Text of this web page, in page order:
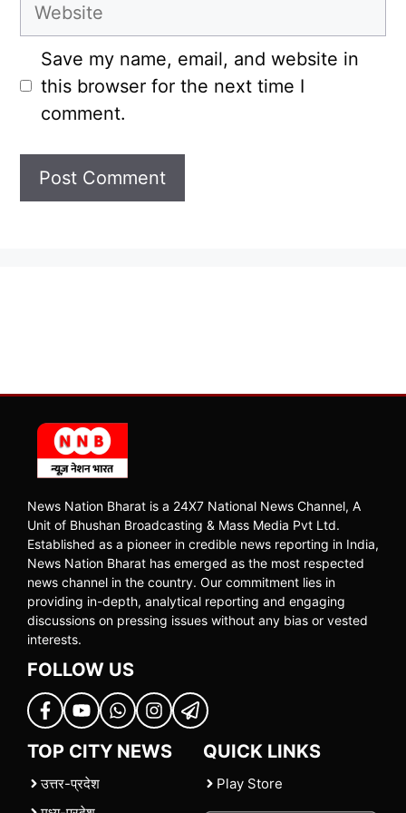
Save my name, email, and website in
this browser for the next time I
comment.
News Nation Bharat is a 24X7 National News Channel, A
Unit of Bhushan Broadcasting & Mass Media Pvt Ltd.
Established as a pioneer in credible news reporting in India,
News Nation Bharat has emerged as the most respected
news channel in the country. Our commitment lies in
providing in-depth, analytical reporting and engaging
discussions on pressing issues without any bias or vested
interests.
FOLLOW US
TOP CITY NEWS
उत्तर-प्रदेश
QUICK LINKS
Play Store